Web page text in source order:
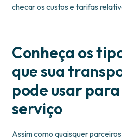
checar os custos e tarifas
Conheça os
que sua
pode usar
serviço
Assim como quaisquer